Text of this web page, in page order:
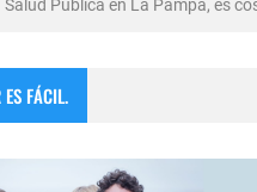
Salud Publica en La Pampa, es
Monte Hermoso, las playas mas
FÁCIL.